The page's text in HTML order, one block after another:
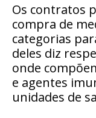
Os contratos
compra de
categorias
deles diz
onde
e agentes
unidades de